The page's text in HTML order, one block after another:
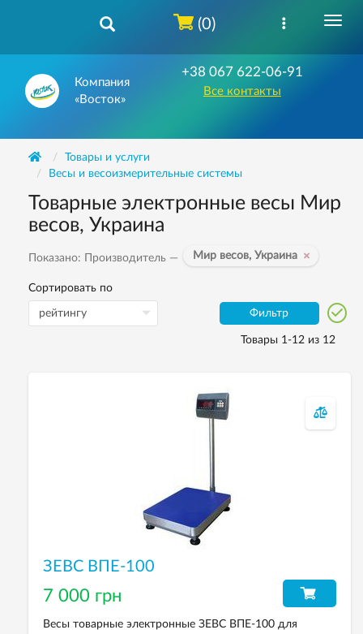
Компания
«Восток»
+38 067 622-06-91
Все контакты
(0)
Товары и услуги
Весы и весоизмерительные системы
Товарные электронные весы Мир
весов, Украина
Показано: Производитель — Мир весов, Украина
Сортировать по
Фильтр
Товары 1-12 из 12
ЗЕВС ВПЕ-100
7 000 грн
Весы товарные электронные ЗЕВС ВПЕ-100 для